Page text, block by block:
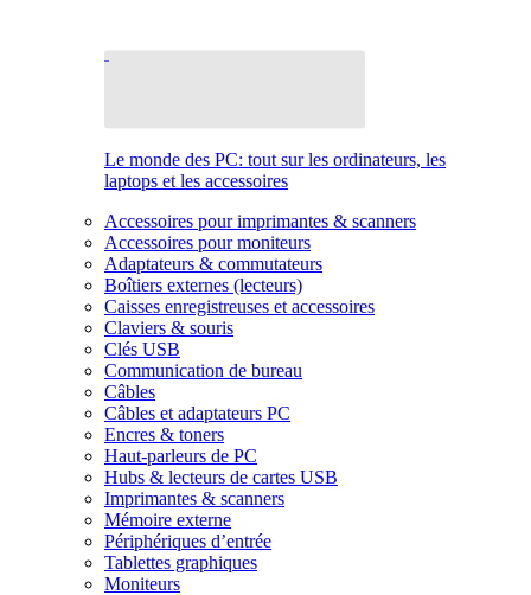
Le monde des PC: tout sur les ordinateurs, les
laptops et les accessoires
Accessoires pour imprimantes & scanners
Accessoires pour moniteurs
Adaptateurs & commutateurs
Boîtiers externes (lecteurs)
Caisses enregistreuses et accessoires
Claviers & souris
Clés USB
Communication de bureau
Câbles
Câbles et adaptateurs PC
Encres & toners
Haut-parleurs de PC
Hubs & lecteurs de cartes USB
Imprimantes & scanners
Mémoire externe
Périphériques d’entrée
Tablettes graphiques
Moniteurs